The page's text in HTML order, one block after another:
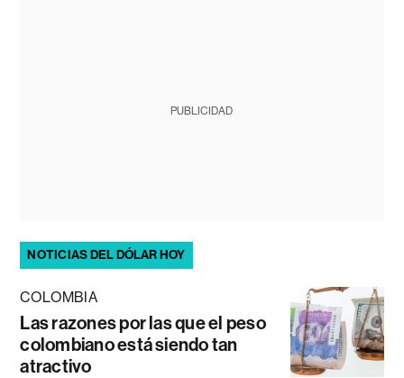
PUBLICIDAD
NOTICIAS DEL DÓLAR HOY
COLOMBIA
Las razones por las que el peso
colombiano está siendo tan
atractivo